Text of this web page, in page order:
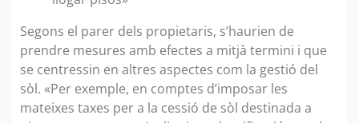
Segons el parer dels propietaris, s’haurien de
prendre mesures amb efectes a mitjà termini i que
se centressin en altres aspectes com la gestió del
sòl. «Per exemple, en comptes d’imposar les
mateixes taxes per a la cessió de sòl destinada a